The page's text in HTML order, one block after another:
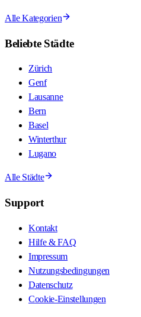
Alle Kategorien
Beliebte Städte
Zürich
Genf
Lausanne
Bern
Basel
Winterthur
Lugano
Alle Städte
Support
Kontakt
Hilfe & FAQ
Impressum
Nutzungsbedingungen
Datenschutz
Cookie-Einstellungen